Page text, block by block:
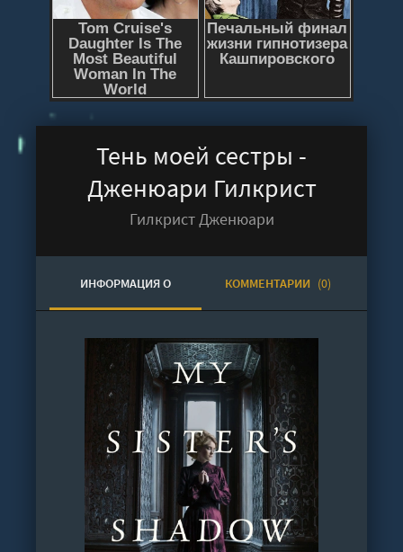
Тень моей сестры -
Дженюари Гилкрист
Гилкрист Дженюари
ИНФОРМАЦИЯ О
АУДИОКНИГЕ
КОММЕНТАРИИ (0)